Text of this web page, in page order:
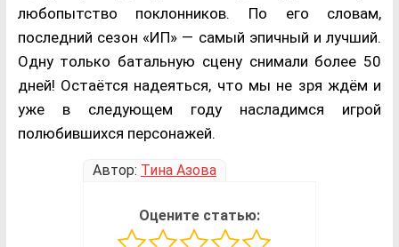
любопытство поклонников. По его словам,
последний сезон «ИП» — самый эпичный и лучший.
Одну только батальную сцену снимали более 50
дней! Остаётся надеяться, что мы не зря ждём и
уже в следующем году насладимся игрой
полюбившихся персонажей.
Автор: Тина Азова
Оцените статью: